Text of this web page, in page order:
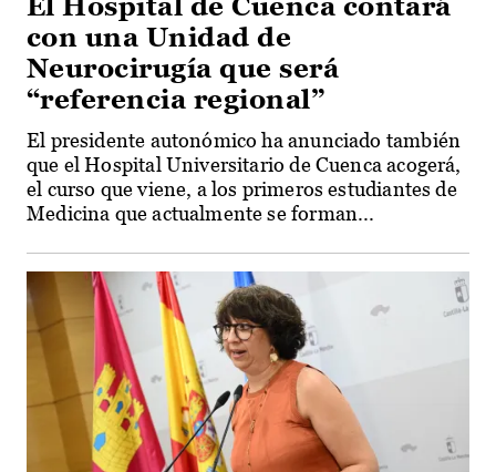
El Hospital de Cuenca contará
con una Unidad de
Neurocirugía que será
“referencia regional”
El presidente autonómico ha anunciado también
que el Hospital Universitario de Cuenca acogerá,
el curso que viene, a los primeros estudiantes de
Medicina que actualmente se forman...